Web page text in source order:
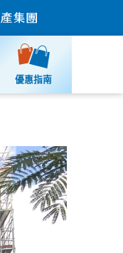
優惠指南